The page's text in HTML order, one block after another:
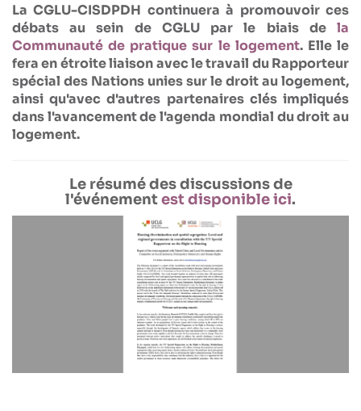
La CGLU-CISDPDH continuera à promouvoir ces
débats au sein de CGLU par le biais de
la
Communauté de pratique sur le logement. Elle le
fera en étroite liaison avec le travail du Rapporteur
spécial des Nations unies sur le droit au logement,
ainsi qu'avec d'autres partenaires clés impliqués
dans l'avancement de l'agenda mondial du droit au
logement.
Le résumé des discussions de
l'événementest disponible ici.